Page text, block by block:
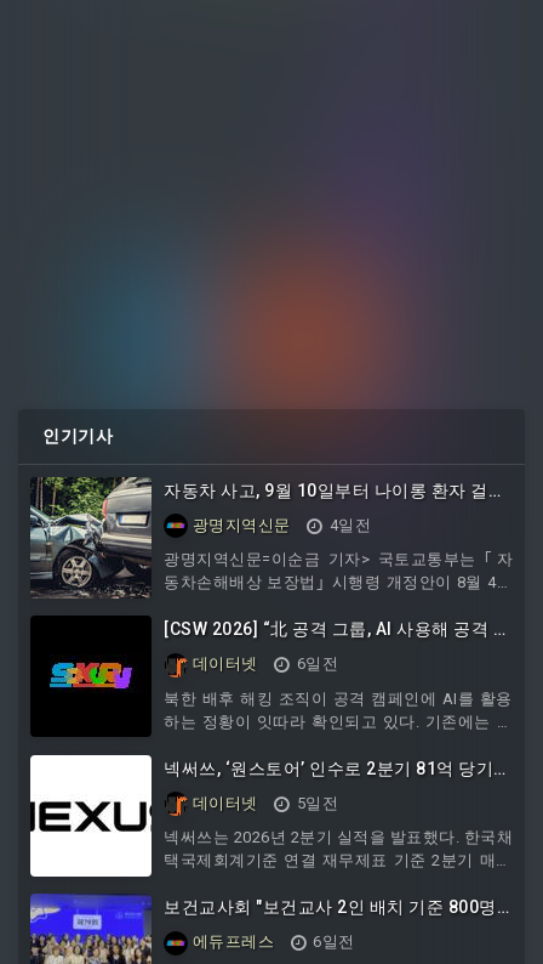
인기기사
자동차 사고, 9월 10일부터 나이롱 환자 걸러
낸다광명지역신문
4일전
광명지역신문=이순금 기자> 국토교통부는 ｢자
동차손해배상 보장법｣ 시행령 개정안이 8월 4일
이라고 밝혔다.｢자동차손배법｣ 시행령 개정안은
일부 나이롱환자에게 과도하게 지급되었던 보험
금 누수를 방지하기 위해 마련됐다. 이번 개정으
로 9월 10일 이후 교통사고를 당한 경상환자가 8
주를 초과하여 치료를 받으려면, 자동차손해배상
쳐야 한다. 검토 대상은 경상환자 중 염좌와 타박
상을 입은 환자로 한정
[CSW 2026] “北 공격 그룹, AI 사용해 공격 생
산성 높여”
데이터넷
6일전
북한 배후 해킹 조직이 공격 캠페인에 AI를 활용
하는 정황이 잇따라 확인되고 있다. 기존에는 사
코드에서 대규모언어모델 기반 개발 과정에서 생
성되는 이모지가 발견된 것이다. 비교적 새로운
언어인 러스트는 기존 보안 솔루션으로 분석과
탐지가 쉽지 않은 데다, 공격자 역시 새로운 언어
를 익혀 악성코드를 제작하는 데 상당한 시간이
시간을 줄이고 생산성을 높이기 위해 AI를 적극
활용하는 것으로 분석하고 있다.카스퍼스키
넥써쓰, ‘원스토어’ 인수로 2분기 81억 당기순
익 기록데이터넷
5일전
넥써쓰는 2026년 2분기 실적을 발표했다. 한국채
택국제회계기준 연결 재무제표 기준 2분기 매출
순이익은 약 81억 원으로, 원스토어 인수로 발생
한 이익 157억원이 반영됐다.상반기 누계 매출액
은 174억2000만원으로 전년 동기 대비 9.4% 늘
보건교사회 "보건교사 2인 배치 기준 800명
으로 낮춰라"
에듀프레스
6일전